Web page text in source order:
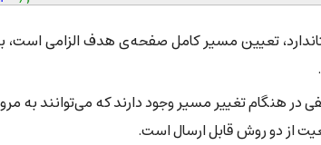
هنگام تغییر مسیر وجود دارند که می‌توانند به